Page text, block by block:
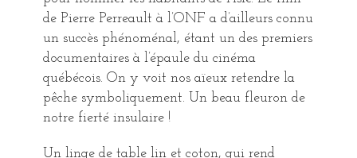
de Pierre Perreault à l’ONF a d’ailleurs connu
un succès phénoménal, étant un des premiers
documentaires à l’épaule du cinéma
québécois. On y voit nos aïeux retendre la
pêche symboliquement. Un beau fleuron de
notre fierté insulaire !
Un linge de table lin et coton, qui rend